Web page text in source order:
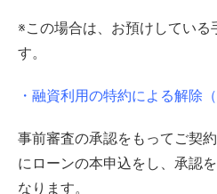
※この場合は、お預けしている
す。
・融資利用の特約による解除
事前審査の承認をもってご契
にローンの本申込をし、承認
なります。